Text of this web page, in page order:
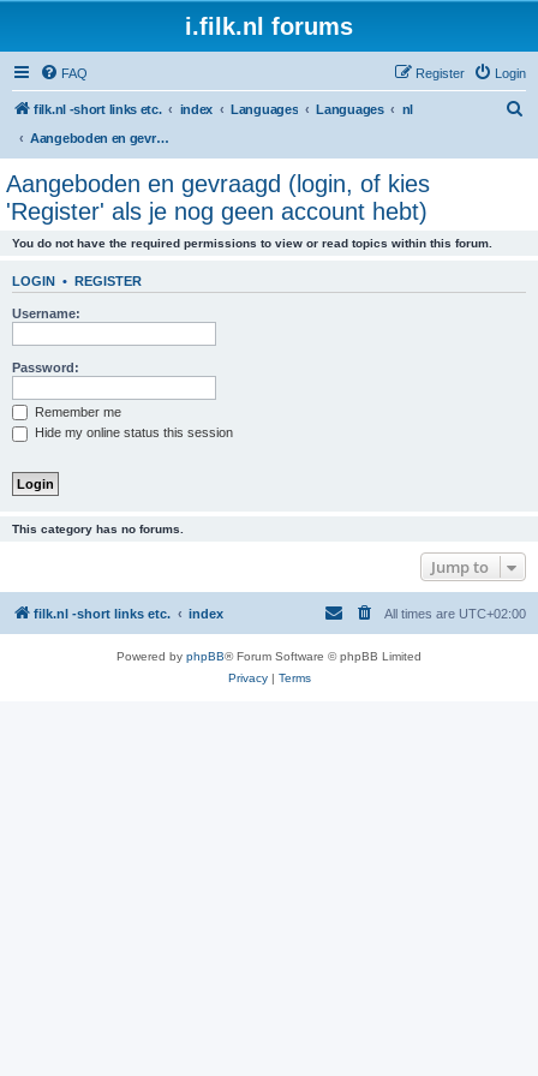
i.filk.nl forums
FAQ Login
Register
filk.nl -short links etc. index Languages Languages
nl
Aangeboden en gevraagd (login, of kies 'Register' als je nog geen account hebt)
Aangeboden en gevraagd (login, of kies
'Register' als je nog geen account hebt)
You do not have the required permissions to view or read topics within this forum.
LOGIN • REGISTER
Username:
Password:
Remember me
Hide my online status this session
This category has no forums.
Jump to
filk.nl -short links etc. index All times are UTC+02:00
Powered by phpBB® Forum Software © phpBB Limited
Privacy| Terms